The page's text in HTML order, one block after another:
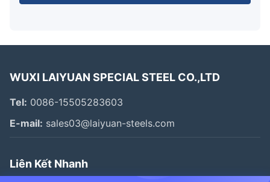
WUXI LAIYUAN SPECIAL STEEL CO.,LTD
Tel: 0086-15505283603
E-mail: sales03@laiyuan-steels.com
Liên Kết Nhanh